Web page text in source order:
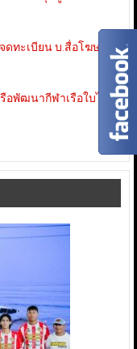
จดทะเบียน บ.สื่อโฆษณา
อพัฒนากีฬาเรือใบไทย-